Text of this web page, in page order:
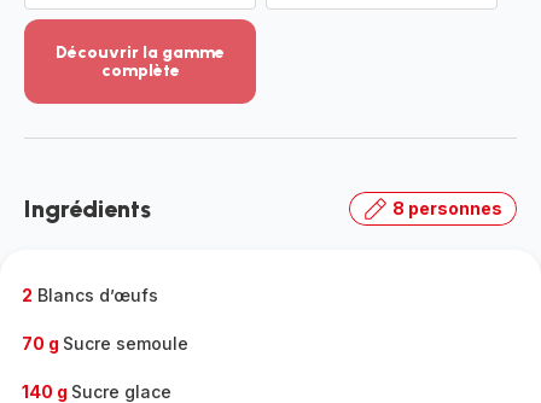
Découvrir la gamme
complète
-
gamme
Ingrédients 8 personnes
2 Blancs d’œufs
70 g Sucre semoule
140 g Sucre glace